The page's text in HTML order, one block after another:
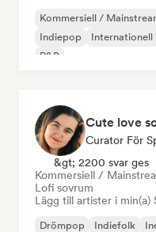
Kommersiell /
Indiepop
Internationell
R&B
Cute love
Curator För
&gt; 2200 svar ges
Kommersiell /
Lofi sovrum
Lägg till artister i min(a)
Drömpop Indiefolk